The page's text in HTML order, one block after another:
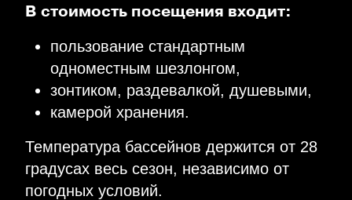
В стоимость посещения входит:
пользование стандартным
одноместным шезлонгом,
зонтиком, раздевалкой, душевыми,
камерой хранения.
Температура бассейнов держится от 28
градусах весь сезон, независимо от
погодных условий.